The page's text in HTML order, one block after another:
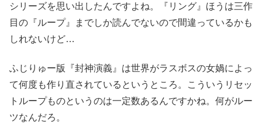
シリーズを思い出したんですよね。『リング』ほうは三作
目の『ループ』までしか読んでないので間違っているかも
しれないけど…
ふじりゅー版『封神演義』は世界がラスボスの女媧によっ
て何度も作り直されているというところ。こういうリセッ
トループものというのは一定数あるんですかね。何がルー
ツなんだろ。